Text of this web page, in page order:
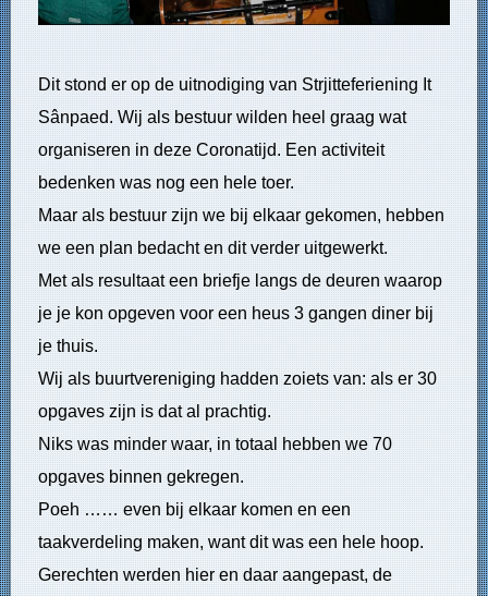
Dit stond er op de uitnodiging van Strjitteferiening It
Sânpaed. Wij als bestuur wilden heel graag wat
organiseren in deze Coronatijd. Een activiteit
bedenken was nog een hele toer.
Maar als bestuur zijn we bij elkaar gekomen, hebben
we een plan bedacht en dit verder uitgewerkt.
Met als resultaat een briefje langs de deuren waarop
je je kon opgeven voor een heus 3 gangen diner bij
je thuis.
Wij als buurtvereniging hadden zoiets van: als er 30
opgaves zijn is dat al prachtig.
Niks was minder waar, in totaal hebben we 70
opgaves binnen gekregen.
Poeh …… even bij elkaar komen en een
taakverdeling maken, want dit was een hele hoop.
Gerechten werden hier en daar aangepast, de